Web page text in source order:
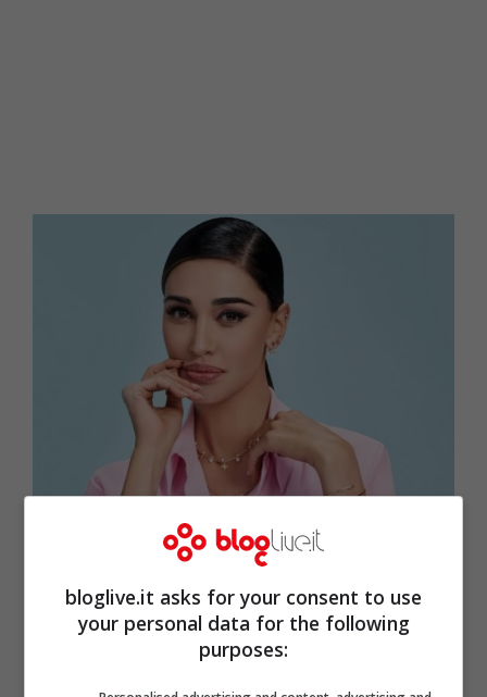
Belen Rodriguez (Screenshot Instagram)
Nel suo profilo social infattiBelen ha
salutato con un lungo e sentito post su
bloglive.it asks for your consent to use
your personal data for the following
purposes: